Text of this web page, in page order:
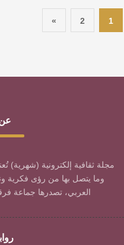
1
2
»
مجلة ثقافية إلكترونية (شهرية)
وما يتصل بها من رؤى فكرية
العربي، تصدرها جماعة